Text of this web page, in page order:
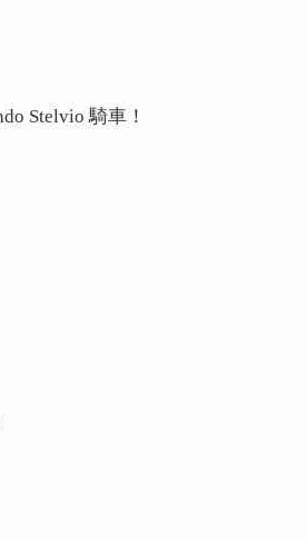
Stelvio 騎車！